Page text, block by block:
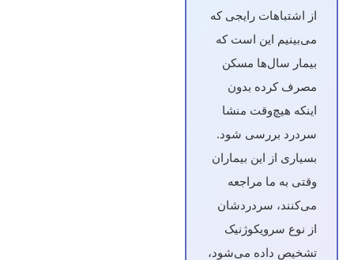
از اشتباهات رایجی که
می‌بینیم این است که
بیمار سال‌ها مسکن
مصرف کرده بدون
اینکه هیچ‌وقت منشا
سردرد بررسی شود.
بسیاری از این بیماران
وقتی به ما مراجعه
می‌کنند، سردردشان
از نوع سرویکوژنیک
تشخیص داده می‌شود،